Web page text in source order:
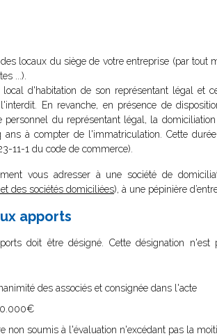
locaux du siège de votre entreprise (par
...).
d'habitation de son représentant légal et
En revanche, en présence de
du représentant légal, la
à compter de l'immatriculation. Cette
11-1 du code de commerce).
vous adresser à une société de
des sociétés domiciliées), à une pépinière
apports
doit être désigné. Cette désignation
des associés et consignée dans l'acte
soumis à l'évaluation n'excédant pas la